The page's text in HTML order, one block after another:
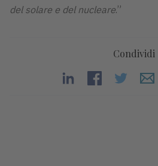
del solare e del nucleare.”
Condividi